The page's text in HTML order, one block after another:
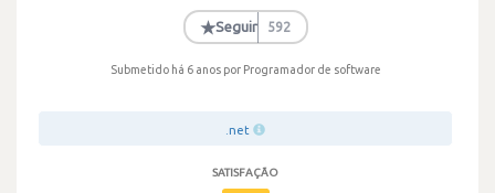
·
★Seguir 592
Submetido há 6 anos por Programador de software
.net
SATISFAÇÃO